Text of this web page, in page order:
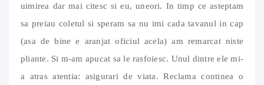
uimirea dar mai citesc si eu, uneori. In timp ce asteptam
sa preiau coletul si speram sa nu imi cada tavanul in cap
(asa de bine e aranjat oficiul acela) am remarcat niste
pliante. Si m-am apucat sa le rasfoiesc. Unul dintre ele mi-
a atras atentia: asigurari de viata. Reclama continea o